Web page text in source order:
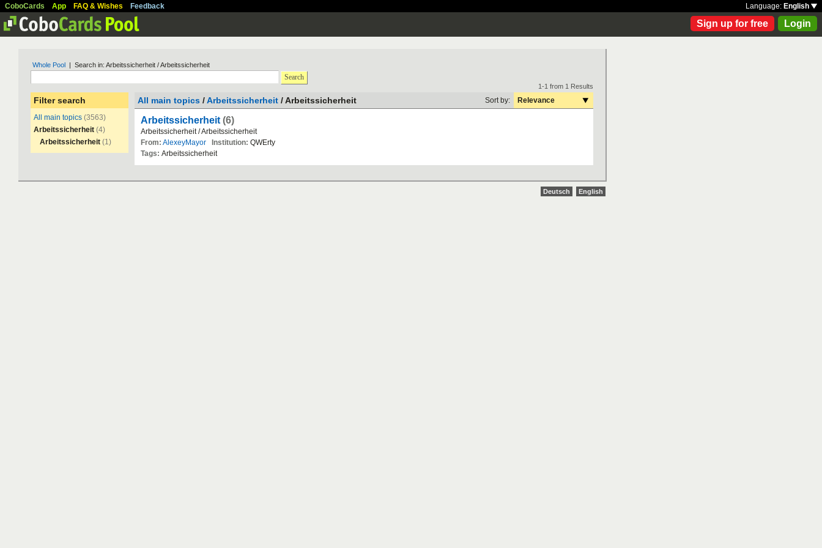
CoboCards App FAQ & Wishes Feedback Language: English
Sign up for free Login
Whole Pool | Search in: Arbeitssicherheit / Arbeitssicherheit
Search
Filter search
All main topics (3563)
Arbeitssicherheit (4)
Arbeitssicherheit (1)
1-1 from 1 Results
All main topics /Arbeitssicherheit / Arbeitssicherheit Sort by: Relevance
Arbeitssicherheit (6)
Arbeitssicherheit/Arbeitssicherheit
From: AlexeyMayor Institution: QWErty
Tags: Arbeitssicherheit
Deutsch English